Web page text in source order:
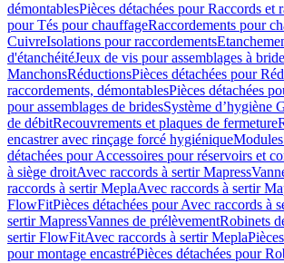
démontablesPièces détachées pour Raccords et
pour Tés pour chauffageRaccordements pour
CuivreIsolations pour raccordements
d'étanchéitéJeux de vis pour assemblages à bride
ManchonsRéductionsPièces détachées pour
raccordements, démontablesPièces détachées
pour assemblages de bridesSystème d’hygiène
de débitRecouvrements et plaques de fermeture
encastrer avec rinçage forcé hygiénique
détachées pour Accessoires pour réservoirs et
à siège droitAvec raccords à sertir Mapress
raccords à sertir MeplaAvec raccords à sertir
FlowFitPièces détachées pour Avec raccords à
sertir MapressVannes de prélèvementRobinets
sertir FlowFitAvec raccords à sertir Mepla
pour montage encastréPièces détachées pour